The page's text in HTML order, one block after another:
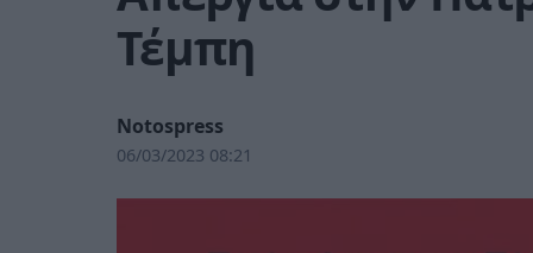
Τέμπη
Notospress
06/03/2023 08:21